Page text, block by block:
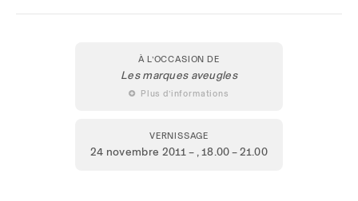
À L’OCCASION DE
Les marques aveugles
 Plus d’informations
VERNISSAGE
24 novembre 2011 –, 18.00 – 21.00